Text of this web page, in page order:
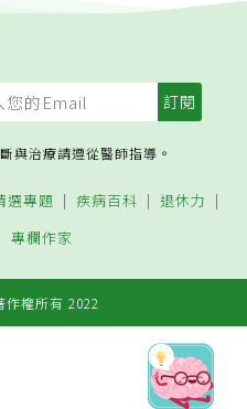
與治療請遵從醫師指導。
選專題 疾病百科
退休力
專欄作家
作權所有 2022